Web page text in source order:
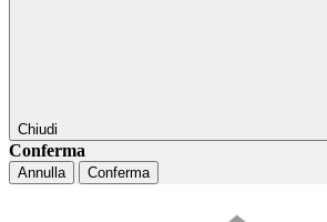
Chiudi
Conferma
Annulla Conferma